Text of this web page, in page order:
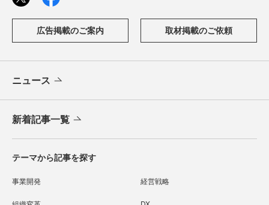
広告掲載のご案内 取材掲載のご依頼
ニュース
新着記事一覧
テーマから記事を探す
事業開発 経営戦略